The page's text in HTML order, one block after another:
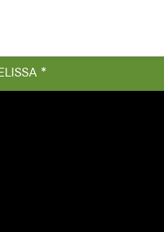
Town Hall
*